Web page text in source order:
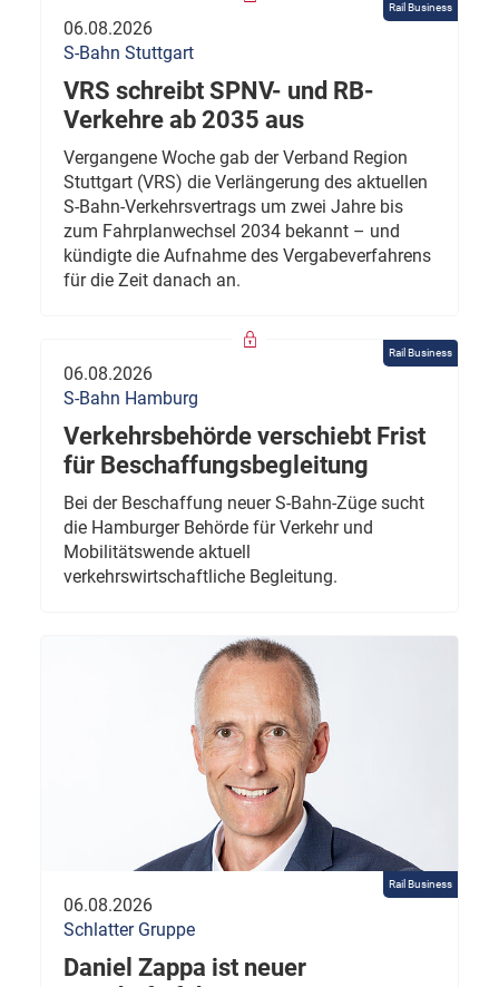
Rail Business
06.08.2026
S-Bahn Stuttgart
VRS schreibt SPNV- und RB-
Verkehre ab 2035 aus
Vergangene Woche gab der Verband Region
Stuttgart (VRS) die Verlängerung des aktuellen
S-Bahn-Verkehrsvertrags um zwei Jahre bis
zum Fahrplanwechsel 2034 bekannt – und
kündigte die Aufnahme des Vergabeverfahrens
für die Zeit danach an.
Rail Business
06.08.2026
S-Bahn Hamburg
Verkehrsbehörde verschiebt Frist
für Beschaffungsbegleitung
Bei der Beschaffung neuer S-Bahn-Züge sucht
die Hamburger Behörde für Verkehr und
Mobilitätswende aktuell
verkehrswirtschaftliche Begleitung.
Rail Business
06.08.2026
Schlatter Gruppe
Daniel Zappa ist neuer